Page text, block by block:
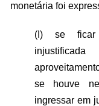
monetária foi
(I) se ficar
se houve
ingressar em